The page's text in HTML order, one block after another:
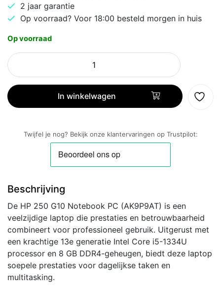
2 jaar garantie
Op voorraad? Voor 18:00 besteld morgen in huis
Op voorraad
HP
250
|
15.6"
i5-
|
16GB
RAM
|
512GB
SSD
|
In winkelwagen
Twijfel je nog? Bekijk onze klantervaringen op Trustpilot:
Beschrijving
De HP 250 G10 Notebook PC (AK9P9AT) is een
veelzijdige laptop die prestaties en betrouwbaarheid
combineert voor professioneel gebruik. Uitgerust met
een krachtige 13e generatie Intel Core i5-1334U
processor en 8 GB DDR4-geheugen, biedt deze laptop
soepele prestaties voor dagelijkse taken en
multitasking.